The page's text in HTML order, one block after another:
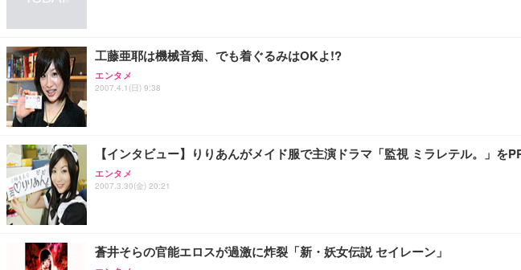
工藤亜耶は機械音痴、でも着ぐるみはOKよ!?
エンタメ
2007.4.1(日) 9:38
【インタビュー】りりあんがメイド服で主演ドラマ「監視 ミラレテル。」
エンタメ
2007.3.30(金) 20:21
蒼井そらの官能エロスが過激に炸裂「新・妖女伝説 セイレーン」